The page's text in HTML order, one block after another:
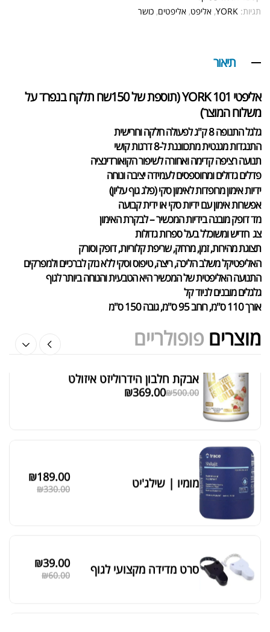
תגיות: YORK
, אליפט, אליפטים, כושר
תיאור
אליפטי YORK 101 (תוספת של 150שח תלקח בנפרד על
משלוח המוצר)
גלגל התנופה 8 ק"ג לפעולה חלקה וחרישית
התנגדות מגנטית מתכווננת ל-8 דרגות קושי
תנועה רציפה קדימה ואחורה לשיפור הקואורדינציה
פדלים גדולים ומחוספסים לעמידה יציבה ונוחה
ידיות אימון מרופדות לאימון סקי (פלג גוף עליון)
אפשרות אימון עם ידיות סקי או ידית קבועה
מד דופק מובנה בידיות המכשיר – לבקרת האימון
צג חדיש ומשוכלל בעל ספרות גדולות
תצוגת מהירות, זמן, מרחק, שריפת קלוריות, דופק וסורק
האליפטיקל משלב הליכה, ריצה, טיפוס וסקי ללא נזק לברכיים ולמפרקים
התנועה האליפטית של המכשיר היא הטבעית והנוחה ביותר לגוף
גלגלים מובנים לניוד קל
אורך 110 ס"מ, רוחב 95 ס"מ, גובה 150 ס"מ
מוצרים פופולריים
מציג 1–6 מתוך 524 תוצאות
סידור ברירת מחדל
אבקת חלבון כשרה
שייקר מקצועי פרובודי לחלבון או גיינר
₪ 40.00
20.00
אבקת חלבון הידרוליזט איזולט
₪500.00
₪369.00
מומיו | שילג'יט ₪330.00
₪189.00
סרט מדידה מקצועי לגוף ₪60.00
₪39.00